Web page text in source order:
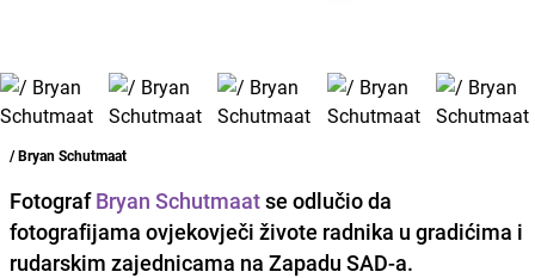
/ Bryan Schutmaat
FotografBryan Schutmaatse odlučio da
fotografijama ovjekovječi živote radnika u gradićima i
rudarskim zajednicama na Zapadu SAD-a.